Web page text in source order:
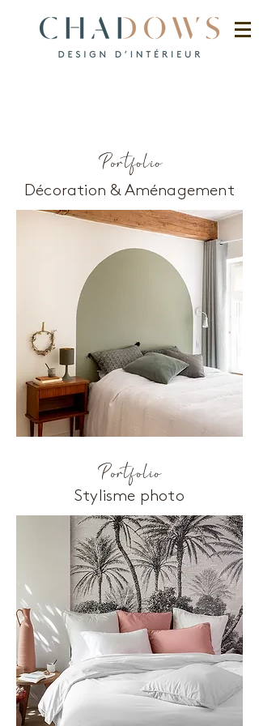
Portfolio
Décoration & Aménagement
Portfolio
Stylisme photo